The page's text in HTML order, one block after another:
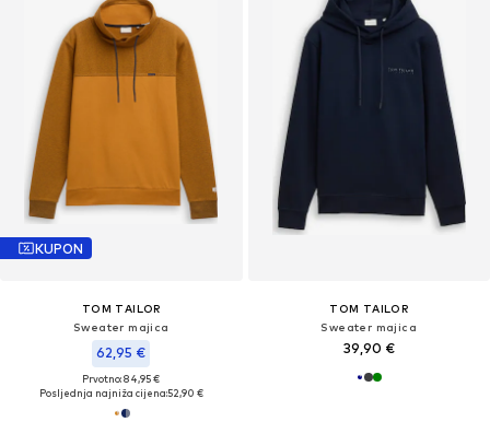
KUPON
TOM TAILOR
Sweater majica
62,95 €
Prvotno: 84,95 €
Posljednja najniža cijena:52,90 €
TOM TAILOR
Sweater majica
39,90 €